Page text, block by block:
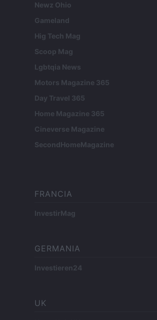
Newz Ohio
Gameland
Hig Tech Mag
Scoop Mag
Lgbtqia News
Motors Magazine 365
Day Travel 365
Home Magazine 365
Cineverse Magazine
SecondHomeMagazine
FRANCIA
InvestirMag
GERMANIA
Investieren24
UK